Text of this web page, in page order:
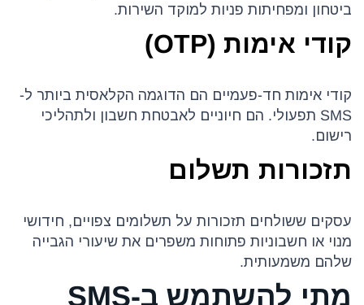
ביטחון ומפחיתות פניות למוקד השירות.
קודי אימות (OTP)
קודי אימות חד-פעמיים הם הדוגמה הקלאסית ביותר ל-
SMS תפעולי. הם חיוניים לאבטחת חשבון ולתהליכי
רישום.
תזכורות תשלום
עסקים ששולחים תזכורות על תשלומים צפויים, חידושי
מנוי או חשבוניות פתוחות משפרים את שיעורי הגבייה
שלהם משמעותית.
מתי להשתמש ב-SMS